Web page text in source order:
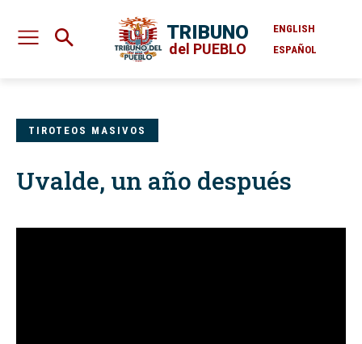
TRIBUNO
del PUEBLO
ENGLISH
ESPAÑOL
TIROTEOS MASIVOS
Uvalde, un año después